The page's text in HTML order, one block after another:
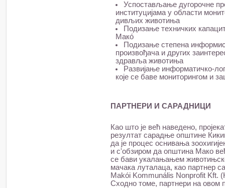
Успостављање дугорочне
институцијама у области
дивљих животиња
Подизање техничких
Макó
Подизање степена
произвођача и других
здравља животиња
Развијање информатичко-
које се баве мониторингом и
ПАРТНЕРИ И САРАДНИЦИ
Као што је већ наведено,
резултат сарадње општине
да је процес оснивања
и с'обзиром да општина Мако
се бави укалањањем
мачака луталаца, као партнер
Makói Kommunális Nonprofit Kft.
Сходно томе, партнери на овом